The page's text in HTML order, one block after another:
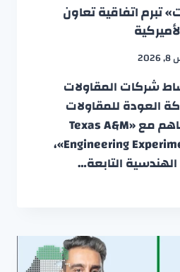
تبرم اتفاقية تعاون
شركات المقاولات
العودة للمقاولات
الكويتية مذكرة تفاهم مع «Texas A&M
Engineering Experiment Station – TEES»،
التابعة…